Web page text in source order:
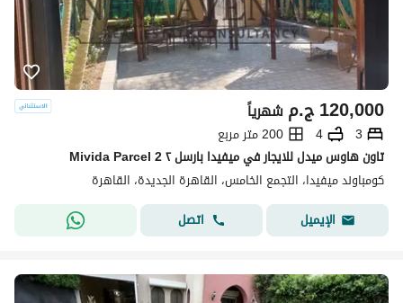
ج.م120,000 شهرياً
3
4
200 متر مربع
تاون هاوس ميدل للايجار في ميفيدا بارسل ٢ Mivida Parcel 2
كومباوند ميفيدا، التجمع الخامس، القاهرة الجديدة، القاهرة
الإيميل
اتصل